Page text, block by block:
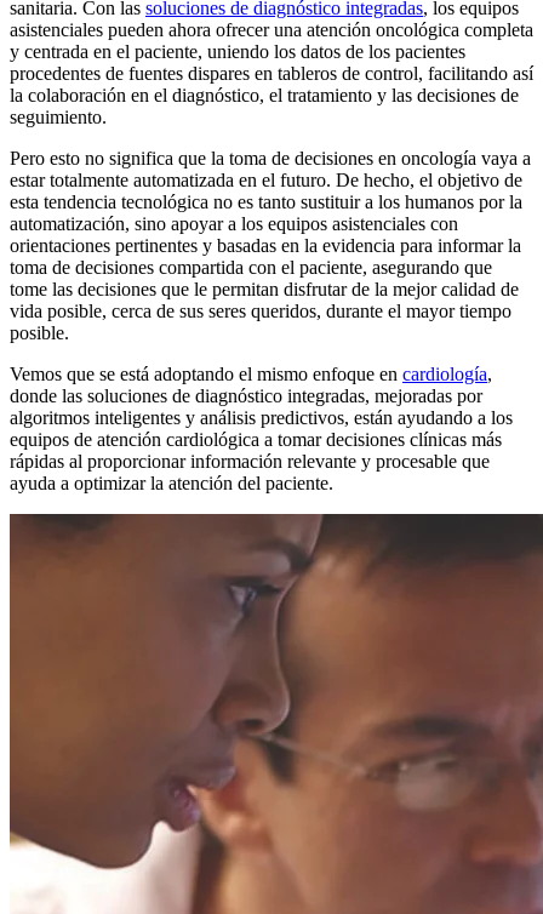
sanitaria. Con las soluciones de diagnóstico integradas, los equipos
asistenciales pueden ahora ofrecer una atención oncológica completa
y centrada en el paciente, uniendo los datos de los pacientes
procedentes de fuentes dispares en tableros de control, facilitando así
la colaboración en el diagnóstico, el tratamiento y las decisiones de
seguimiento.
Pero esto no significa que la toma de decisiones en oncología vaya a
estar totalmente automatizada en el futuro. De hecho, el objetivo de
esta tendencia tecnológica no es tanto sustituir a los humanos por la
automatización, sino apoyar a los equipos asistenciales con
orientaciones pertinentes y basadas en la evidencia para informar la
toma de decisiones compartida con el paciente, asegurando que
tome las decisiones que le permitan disfrutar de la mejor calidad de
vida posible, cerca de sus seres queridos, durante el mayor tiempo
posible.
Vemos que se está adoptando el mismo enfoque en cardiología,
donde las soluciones de diagnóstico integradas, mejoradas por
algoritmos inteligentes y análisis predictivos, están ayudando a los
equipos de atención cardiológica a tomar decisiones clínicas más
rápidas al proporcionar información relevante y procesable que
ayuda a optimizar la atención del paciente.